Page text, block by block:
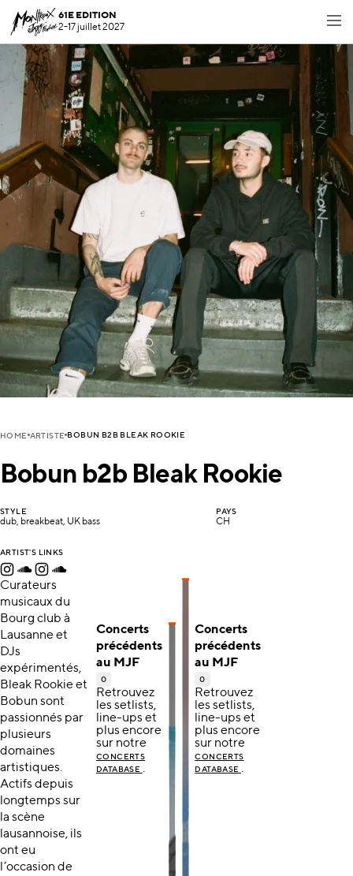
61E EDITION
2-17 juillet 2027
HOME ARTISTE BOBUN B2B BLEAK ROOKIE
Bobun b2b Bleak Rookie
STYLE
dub, breakbeat, UK bass
PAYS
CH
ARTIST'S LINKS
Curateurs
musicaux du
Bourg club à
Lausanne et
DJs
expérimentés,
Bleak Rookie et
Bobun sont
passionnés par
plusieurs
domaines
artistiques.
Actifs depuis
longtemps sur
la scène
lausannoise, ils
ont eu
l’occasion de
Concerts
précédents
au MJF
0
Retrouvez
les setlists,
line-ups et
plus encore
sur notre
CONCERTS
DATABASE .
Concerts
précédents
au MJF
0
Retrouvez
les setlists,
line-ups et
plus encore
sur notre
CONCERTS
DATABASE .